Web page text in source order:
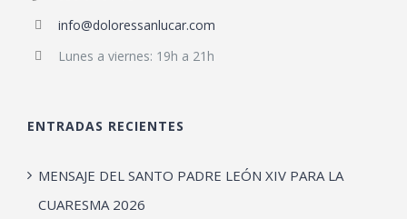
info@doloressanlucar.com
Lunes a viernes: 19h a 21h
ENTRADAS RECIENTES
MENSAJE DEL SANTO PADRE LEÓN XIV PARA LA
CUARESMA 2026